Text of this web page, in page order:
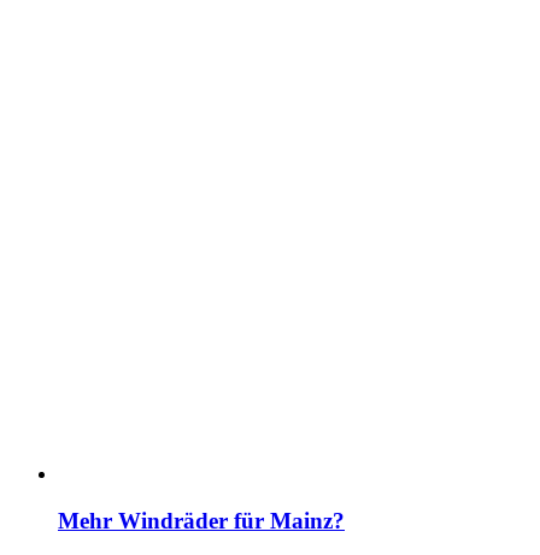
Mehr Windräder für Mainz?